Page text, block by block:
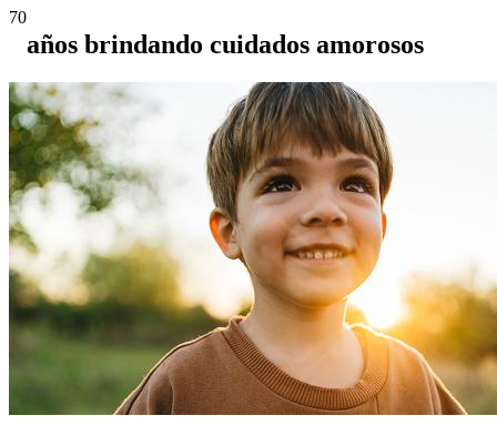
70
años brindando cuidados amorosos